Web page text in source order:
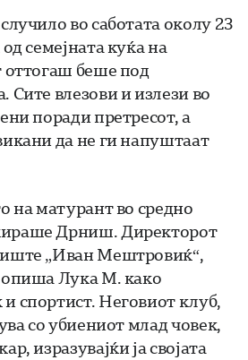
во саботата околу 23
семејната куќа на
оттогаш беше под
Сите влезови и излези во
поради претресот, а
да не ги напуштаат
на матурант во средно
Дрниш. Директорот
„Иван Мештровиќ“,
Лука М. како
спортист. Неговиот клуб,
со убиениот млад човек,
изразувајќи ја својата